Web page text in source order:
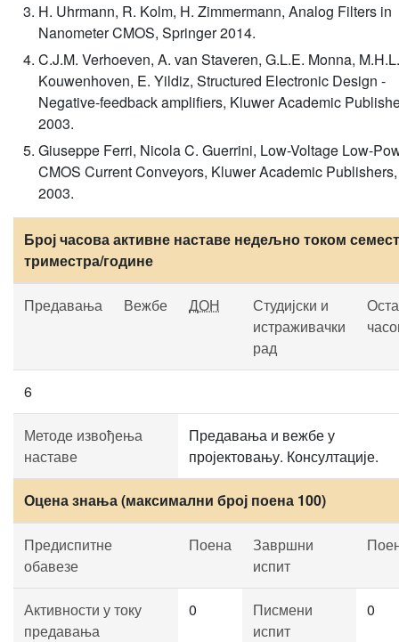
H. Uhrmann, R. Kolm, H. Zimmermann, Analog Filters in
Nanometer CMOS, Springer 2014.
C.J.M. Verhoeven, A. van Staveren, G.L.E. Monna, M.H.L.
Kouwenhoven, E. Yildiz, Structured Electronic Design -
Negative-feedback amplifiers, Kluwer Academic
2003.
Giuseppe Ferri, Nicola C. Guerrini, Low-Voltage Low-
CMOS Current Conveyors, Kluwer Academic Publishers,
2003.
Број часова активне наставе недељно током
триместра/године
Предавања Вежбе ДОН
Студијски и
истраживачки
рад
6
Методе извођења
наставе
Предавања и вежбе у
пројектовању. Консултације.
Оцена знања (максимални број поена 100)
Предиспитне
обавезе
Поена
Завршни
испит
Активности у току
предавања
0
Писмени
испит
0